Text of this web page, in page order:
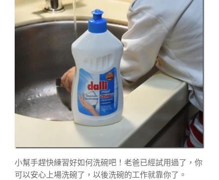
小幫手趕快練習好如何洗碗吧！老爸已經試用過了，你
可以安心上場洗碗了，以後洗碗的工作就靠你了。